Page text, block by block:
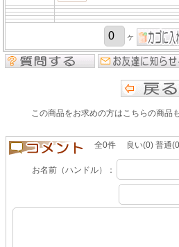
ヶ
この商品をお求めの方はこちらの商品
全0件 良い(0) 普通
お名前（ハンドル）：